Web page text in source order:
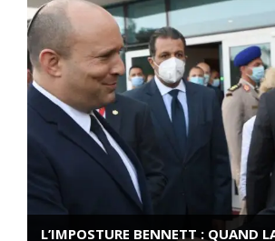
L’IMPOSTURE BENNETT : QUAND